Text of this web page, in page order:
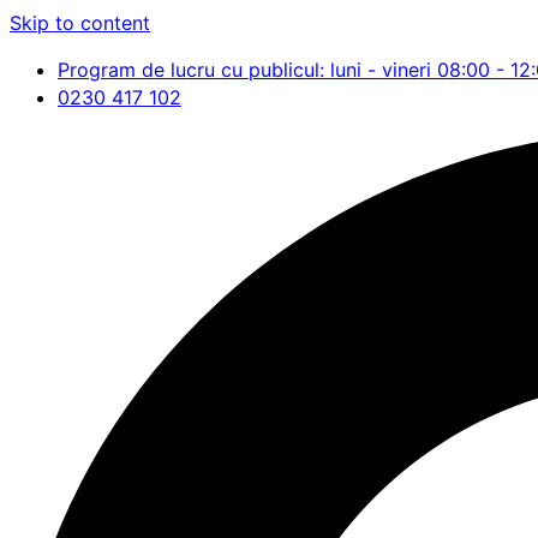
Skip to content
Program de lucru cu publicul: luni - vineri 08:00 -
0230 417 102